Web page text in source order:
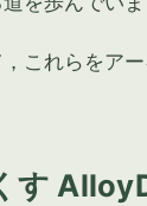
これらをア
す